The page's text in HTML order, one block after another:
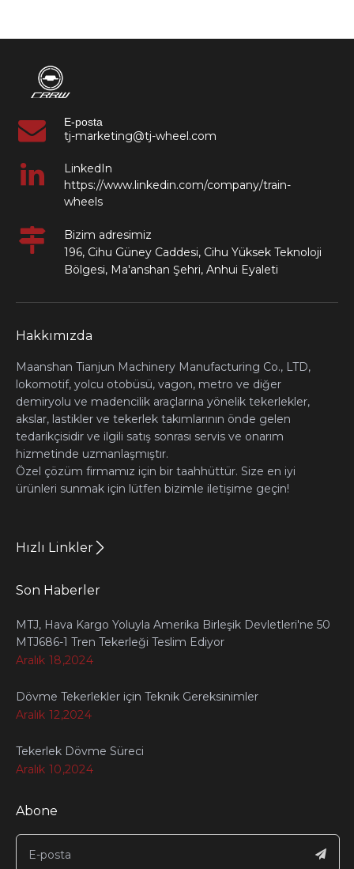
E-posta
tj-marketing@tj-wheel.com
LinkedIn
https://www.linkedin.com/company/train-
wheels
Bizim adresimiz
196, Cihu Güney Caddesi, Cihu Yüksek Teknoloji
Bölgesi, Ma'anshan Şehri, Anhui Eyaleti
Hakkımızda
Maanshan Tianjun Machinery Manufacturing Co., LTD,
lokomotif, yolcu otobüsü, vagon, metro ve diğer
demiryolu ve madencilik araçlarına yönelik tekerlekler,
akslar, lastikler ve tekerlek takımlarının önde gelen
tedarikçisidir ve ilgili satış sonrası servis ve onarım
hizmetinde uzmanlaşmıştır.
Özel çözüm firmamız için bir taahhüttür. Size en iyi
ürünleri sunmak için lütfen bizimle iletişime geçin!
Hızlı Linkler
Son Haberler
MTJ, Hava Kargo Yoluyla Amerika Birleşik Devletleri'ne 50
MTJ686-1 Tren Tekerleği Teslim Ediyor
Aralık 18,2024
Dövme Tekerlekler için Teknik Gereksinimler
Aralık 12,2024
Tekerlek Dövme Süreci
Aralık 10,2024
Abone